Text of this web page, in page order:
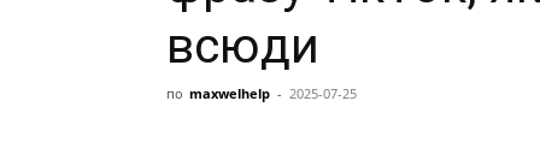
всюди
по maxwelhelp - 2025-07-25